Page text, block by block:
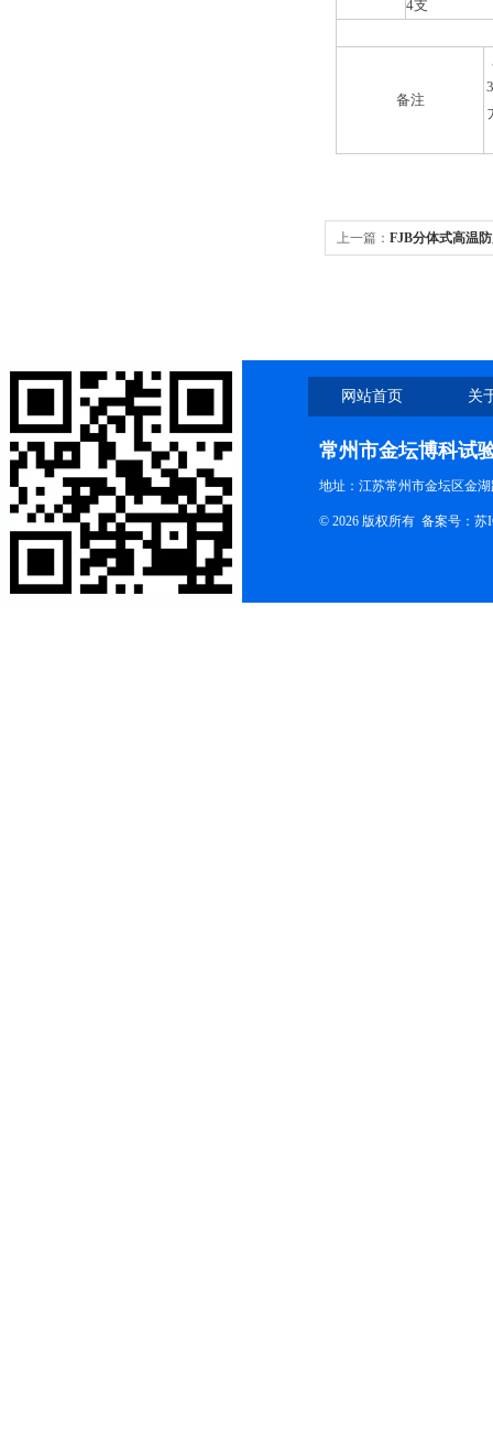
4支
备注
上一篇： FJB分体式高温
网站首页 关
联系我们
常州市金坛博科试
地址：江苏常州市金坛区金湖
© 2026 版权所有 备案号： 苏